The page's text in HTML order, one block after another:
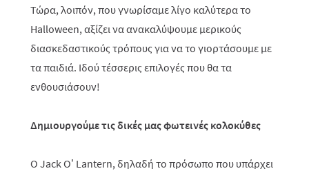
Τώρα, λοιπόν, που γνωρίσαμε λίγο καλύτερα το
Halloween, αξίζει να ανακαλύψουμε μερικούς
διασκεδαστικούς τρόπους για να το γιορτάσουμε με
τα παιδιά. Ιδού τέσσερις επιλογές που θα τα
ενθουσιάσουν!
Δημιουργούμε τις δικές μας φωτεινές κολοκύθες
Ο Jack O’ Lantern, δηλαδή το πρόσωπο που υπάρχει